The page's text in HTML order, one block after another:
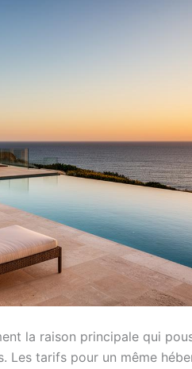
la raison principale qui
Les tarifs pour un même